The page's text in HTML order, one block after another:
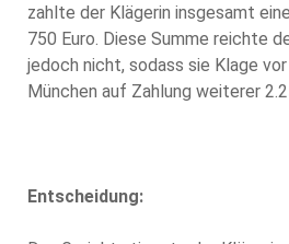
zahlte der Klägerin insgesamt
750 Euro. Diese Summe reichte
jedoch nicht, sodass sie Klage
München auf Zahlung weiterer
Entscheidung: